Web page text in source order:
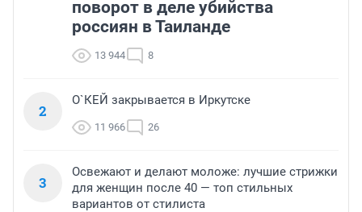
поворот в деле убийства
россиян в Таиланде
13 944 8
2
О`КЕЙ закрывается в Иркутске
11 966 26
3
Освежают и делают моложе: лучшие стрижки
для женщин после 40 — топ стильных
вариантов от стилиста